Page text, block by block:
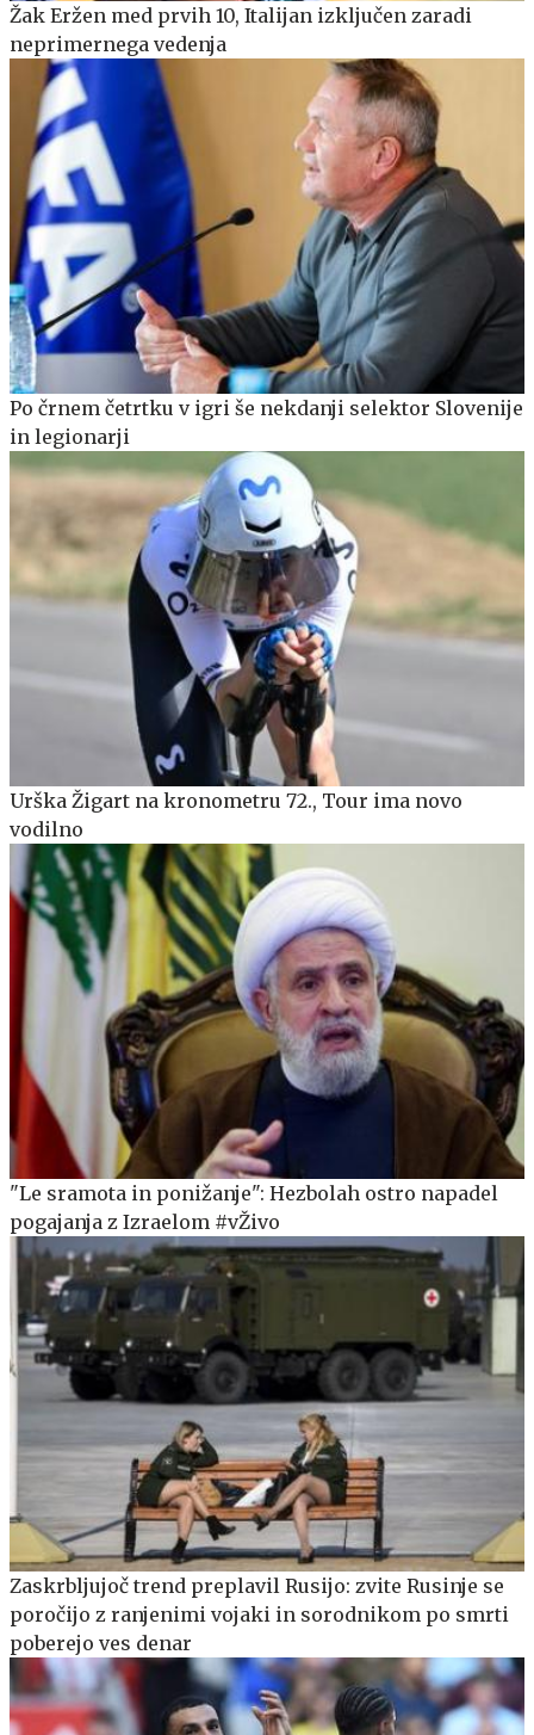
Žak Eržen med prvih 10, Italijan izključen zaradi
neprimernega vedenja
Po črnem četrtku v igri še nekdanji selektor Slovenije
in legionarji
Urška Žigart na kronometru 72., Tour ima novo
vodilno
"Le sramota in ponižanje": Hezbolah ostro napadel
pogajanja z Izraelom #vŽivo
Zaskrbljujoč trend preplavil Rusijo: zvite Rusinje se
poročijo z ranjenimi vojaki in sorodnikom po smrti
poberejo ves denar